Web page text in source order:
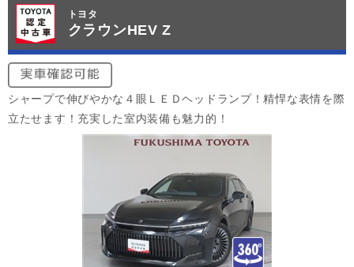
トヨタ
クラウンHEV Z
シャープで伸びやかな４眼ＬＥＤヘッドランプ！精悍な表情を際
立たせます！充実した室内装備も魅力的！